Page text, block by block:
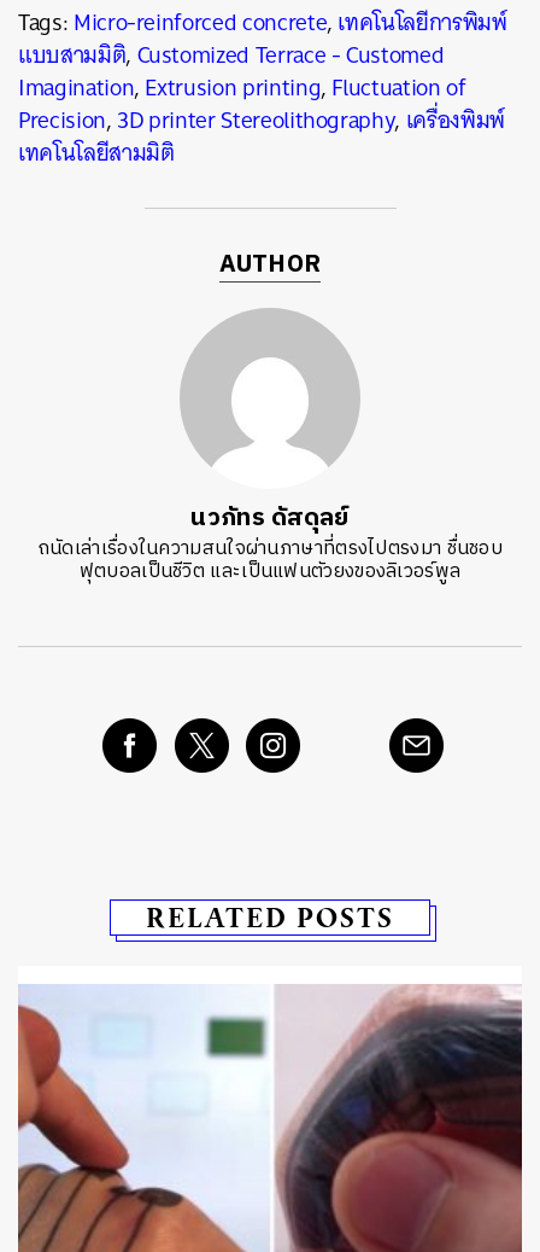
Tags:Micro-reinforced concrete,เทคโนโลยีการพิมพ์
แบบสามมิติ,Customized Terrace - Customed
Imagination,Extrusion printing,Fluctuation of
Precision,3D printer Stereolithography, เครื่องพิมพ์
เทคโนโลยีสามมิติ
AUTHOR
นวภัทร ดัสดุลย์
ถนัดเล่าเรื่องในความสนใจผ่านภาษาที่ตรงไปตรงมา ชื่นชอบ
ฟุตบอลเป็นชีวิต และเป็นแฟนตัวยงของลิเวอร์พูล
RELATED POSTS